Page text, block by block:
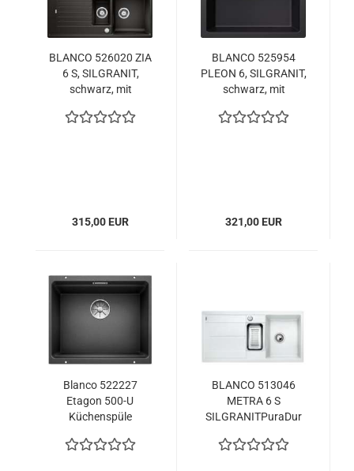
BLANCO 526020 ZIA
6 S, SILGRANIT,
schwarz, mit
reversibel, 600 mm
315,00 EUR
BLANCO 525954
PLEON 6, SILGRANIT,
schwarz, mit
keine Beckenlage,
321,00 EUR
Blanco 522227
Etagon 500-U
Küchenspüle
BLANCO 513046
METRA 6 S
SILGRANITPuraDur
reversibel Weiß